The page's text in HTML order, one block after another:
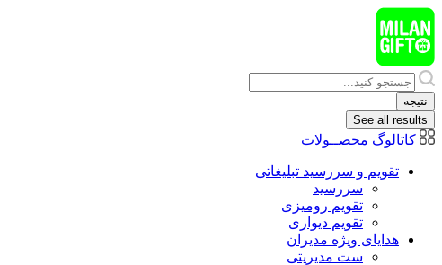
پرش
به
محتوا
Search
...
نتیجه
See all results
کاتالوگ محصــولات
تقویم و سررسید تبلیغاتی
سررسید
تقویم رومیزی
تقویم دیواری
هدایای ويژه مدیران
ست مدیریتی